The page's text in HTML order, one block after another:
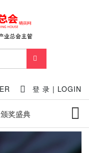
登 录 | LOGIN
颁奖盛典